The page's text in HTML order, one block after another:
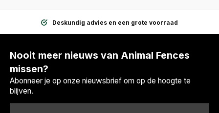
Deskundig advies en een grote voorraad
Nooit meer nieuws van Animal Fences
missen?
Abonneer je op onze nieuwsbrief om op de hoogte te
blijven.